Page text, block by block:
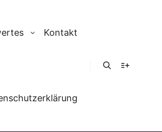
Kontakt